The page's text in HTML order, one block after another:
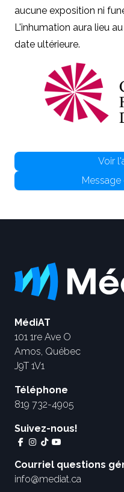
aucune exposition ni
L'inhumation aura lieu
date ultérieure.
Voir
MédiAT
101 1re Ave O
Amos, Québec
J9T 1V1
Téléphone
819 732-4905
Suivez-nous!
Courriel questions
info@mediat.ca